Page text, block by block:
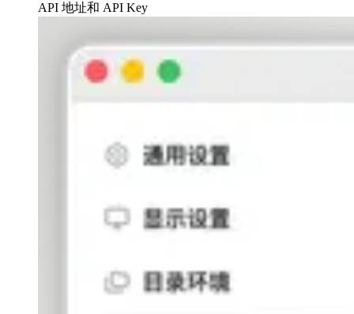
API 地址和 API Key